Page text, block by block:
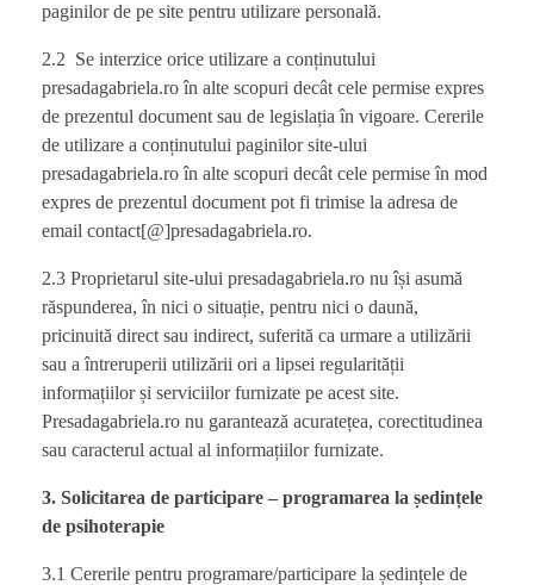
paginilor de pe site pentru utilizare personală.
2.2 Se interzice orice utilizare a conținutului
presadagabriela.ro în alte scopuri decât cele permise expres
de prezentul document sau de legislația în vigoare. Cererile
de utilizare a conținutului paginilor site-ului
presadagabriela.ro în alte scopuri decât cele permise în mod
expres de prezentul document pot fi trimise la adresa de
email contact[@]presadagabriela.ro.
2.3 Proprietarul site-ului presadagabriela.ro nu își asumă
răspunderea, în nici o situație, pentru nici o daună,
pricinuită direct sau indirect, suferită ca urmare a utilizării
sau a întreruperii utilizării ori a lipsei regularității
informațiilor și serviciilor furnizate pe acest site.
Presadagabriela.ro nu garantează acuratețea, corectitudinea
sau caracterul actual al informațiilor furnizate.
3. Solicitarea de participare – programarea la ședințele
de psihoterapie
3.1 Cererile pentru programare/participare la ședințele de